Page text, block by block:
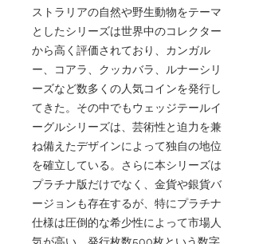
ストラリアの自然や野生動物をテーマ
としたシリーズは世界中のコレクター
から高く評価されており、カンガル
ー、コアラ、クッカバラ、ルナーシリ
ーズなど数多くの人気コインを発行し
てきた。その中でもウェッジテールイ
ーグルシリーズは、芸術性と迫力を兼
ね備えたデザインによって独自の地位
を確立している。さらに本シリーズは
プラチナ版だけでなく、金貨や銀貨バ
ージョンも存在するが、特にプラチナ
仕様は圧倒的な希少性によって市場人
気が高い。発行枚数500枚という数字